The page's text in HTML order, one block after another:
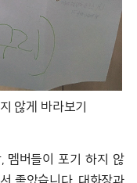
않게 바라보기
멤버들이 포기 하지 않